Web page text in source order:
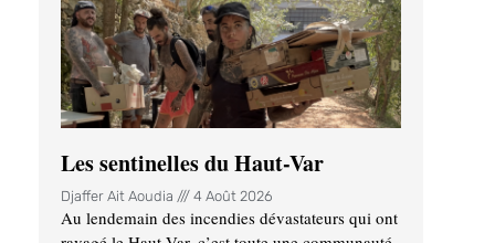
Les sentinelles du Haut-Var
Djaffer Ait Aoudia 4 Août 2026
Au lendemain des incendies dévastateurs qui ont